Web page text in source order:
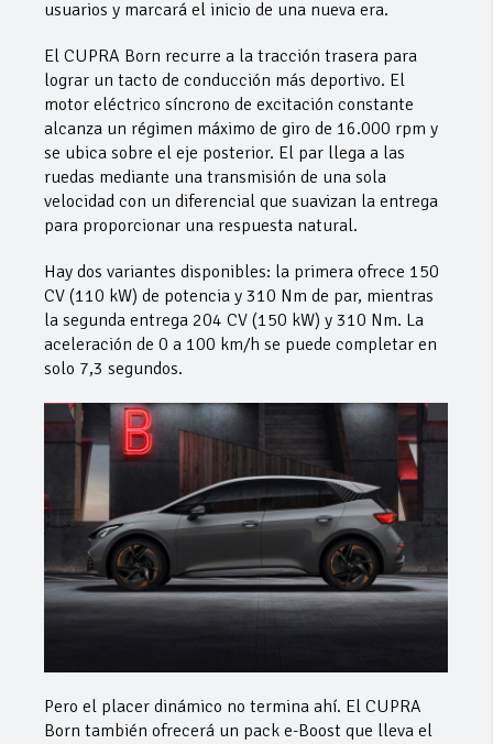
usuarios y marcará el inicio de una nueva era.
El CUPRA Born recurre a la tracción trasera para
lograr un tacto de conducción más deportivo. El
motor eléctrico síncrono de excitación constante
alcanza un régimen máximo de giro de 16.000 rpm y
se ubica sobre el eje posterior. El par llega a las
ruedas mediante una transmisión de una sola
velocidad con un diferencial que suavizan la entrega
para proporcionar una respuesta natural.
Hay dos variantes disponibles: la primera ofrece 150
CV (110 kW) de potencia y 310 Nm de par, mientras
la segunda entrega 204 CV (150 kW) y 310 Nm. La
aceleración de 0 a 100 km/h se puede completar en
solo 7,3 segundos.
Pero el placer dinámico no termina ahí. El CUPRA
Born también ofrecerá un pack e-Boost que lleva el